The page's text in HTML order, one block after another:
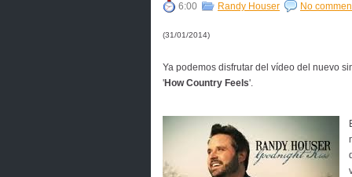
6:00 Randy Houser No
(31/01/2014)
Ya podemos disfrutar del vídeo del nuevo
'How Country Feels'.